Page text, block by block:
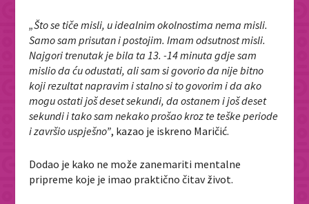
„Što se tiče misli, u idealnim okolnostima nema misli.
Samo sam prisutan i postojim. Imam odsutnost misli.
Najgori trenutak je bila ta 13. -14 minuta gdje sam
mislio da ću odustati, ali sam si govorio da nije bitno
koji rezultat napravim i stalno si to govorim i da ako
mogu ostati još deset sekundi, da ostanem i još deset
sekundi i tako sam nekako prošao kroz te teške periode
i završio uspješno”, kazao je iskreno Maričić.
Dodao je kako ne može zanemariti mentalne
pripreme koje je imao praktično čitav život.